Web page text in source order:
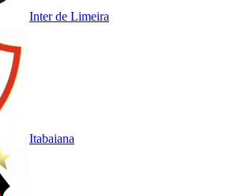
Inter de Limeira
Itabaiana